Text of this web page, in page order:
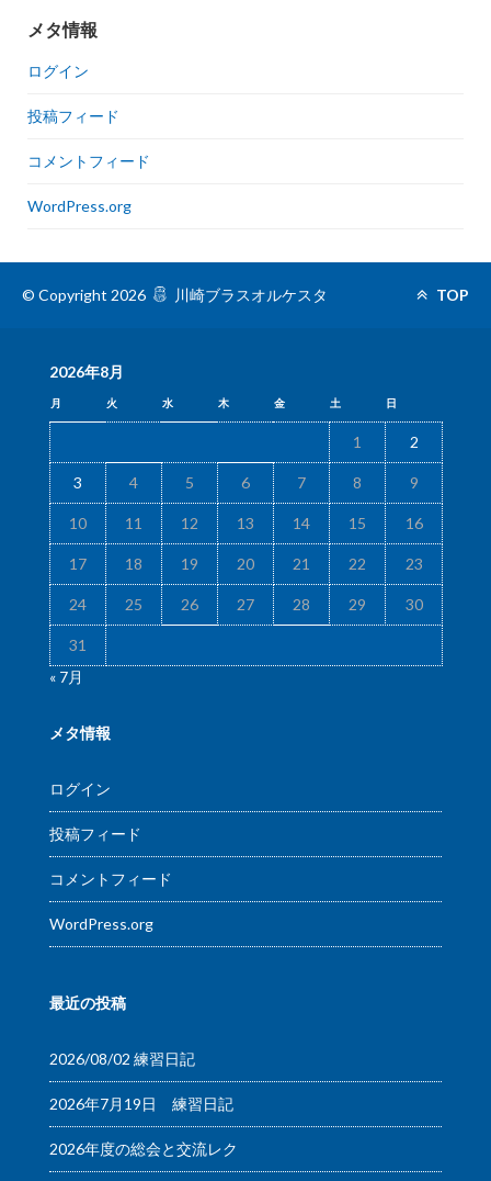
メタ情報
ログイン
投稿フィード
コメントフィード
WordPress.org
© Copyright 2026 川崎ブラスオルケスタ TOP
2026年8月
月 火 水 木 金 土 日
1 2
3 4 5 6 7 8 9
10 11 12 13 14 15 16
17 18 19 20 21 22 23
24 25 26 27 28 29 30
31
« 7月
メタ情報
ログイン
投稿フィード
コメントフィード
WordPress.org
最近の投稿
2026/08/02 練習日記
2026年7月19日 練習日記
2026年度の総会と交流レク